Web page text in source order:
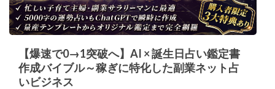
【爆速で0→1突破へ】AI × 誕生日占い鑑定書
作成バイブル～稼ぎに特化した副業ネット占
いビジネス